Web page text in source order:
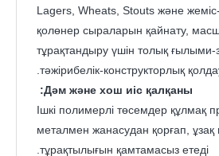
Lagers, Wheats, Stouts және
қолөнер сыраларын қайнату,
тұрақтандыру үшін толық ғылыми-
тәжірибелік-конструкторлық
Дәм және хош иіс қалқаны:
Ішкі полимерлі төсемдер құлмақ
металмен жанасудан қорғап, ұзақ
тұрақтылығын қамтамасыз етеді.